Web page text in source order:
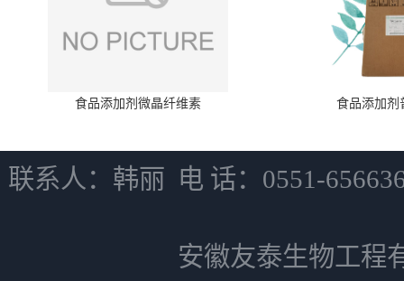
食品添加剂微晶纤维素 食品添加剂
联系人：韩丽 电 话：0551-
安徽友泰生物工程